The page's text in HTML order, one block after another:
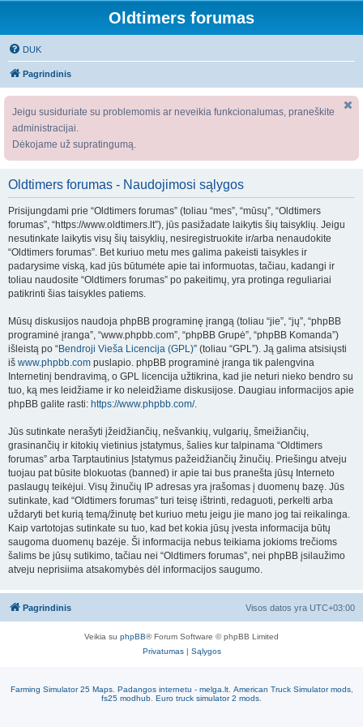
Oldtimers forumas
DUK
Pagrindinis
Jeigu susiduriate su problemomis ar neveikia funkcionalumas, praneškite
administracijai.
Dėkojame už supratingumą.
Oldtimers forumas - Naudojimosi sąlygos
Prisijungdami prie “Oldtimers forumas” (toliau “mes”, “mūsų”, “Oldtimers
forumas”, “https://www.oldtimers.lt”), jūs pasižadate laikytis šių taisyklių. Jeigu
nesutinkate laikytis visų šių taisyklių, nesiregistruokite ir/arba nenaudokite
“Oldtimers forumas”. Bet kuriuo metu mes galima pakeisti taisykles ir
padarysime viską, kad jūs būtumėte apie tai informuotas, tačiau, kadangi ir
toliau naudosite “Oldtimers forumas” po pakeitimų, yra protinga reguliariai
patikrinti šias taisykles patiems.
Mūsų diskusijos naudoja phpBB programinę įrangą (toliau “jie”, “jų”, “phpBB
programinė įranga”, “www.phpbb.com”, “phpBB Grupė”, “phpBB Komanda”)
išleistą po “Bendroji Vieša Licencija (GPL)” (toliau “GPL”). Ją galima atsisiųsti
iš www.phpbb.com puslapio. phpBB programinė įranga tik palengvina
Internetinį bendravimą, o GPL licencija užtikrina, kad jie neturi nieko bendro su
tuo, ką mes leidžiame ir ko neleidžiame diskusijose. Daugiau informacijos apie
phpBB galite rasti: https://www.phpbb.com/.
Jūs sutinkate nerašyti įžeidžiančių, nešvankių, vulgarių, šmeižiančių,
grasinančių ir kitokių vietinius įstatymus, šalies kur talpinama “Oldtimers
forumas” arba Tarptautinius Įstatymus pažeidžiančių žinučių. Priešingu atveju
tuojau pat būsite blokuotas (banned) ir apie tai bus pranešta jūsų Interneto
paslaugų teikėjui. Visų žinučių IP adresas yra įrašomas į duomenų bazę. Jūs
sutinkate, kad “Oldtimers forumas” turi teisę ištrinti, redaguoti, perkelti arba
uždaryti bet kurią temą/žinutę bet kuriuo metu jeigu jie mano jog tai reikalinga.
Kaip vartotojas sutinkate su tuo, kad bet kokia jūsų įvesta informacija būtų
saugoma duomenų bazėje. Ši informacija nebus teikiama jokioms trečioms
šalims be jūsų sutikimo, tačiau nei “Oldtimers forumas”, nei phpBB įsilaužimo
atveju neprisiima atsakomybės dėl informacijos saugumo.
Pagrindinis Visos datos yra UTC+03:00
Veikia su phpBB® Forum Software © phpBB Limited
Privatumas| Sąlygos
Farming Simulator 25 Maps. Padangos internetu - melga.lt. American Truck Simulator mods,
fs25 modhub Euro truck simulator 2 mods